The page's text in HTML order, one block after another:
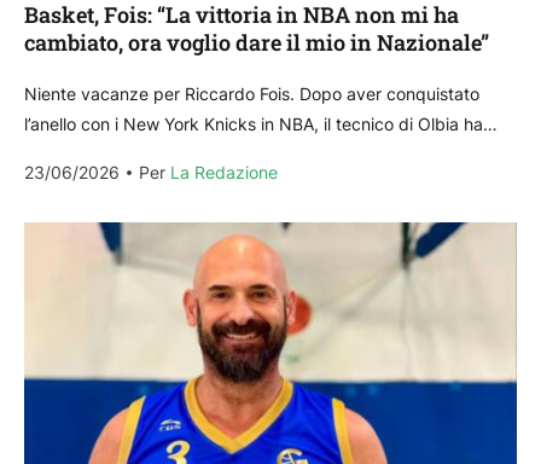
Basket, Fois: “La vittoria in NBA non mi ha
cambiato, ora voglio dare il mio in Nazionale”
Niente vacanze per Riccardo Fois. Dopo aver conquistato
l’anello con i New York Knicks in NBA, il tecnico di Olbia ha
23/06/2026
Per La Redazione